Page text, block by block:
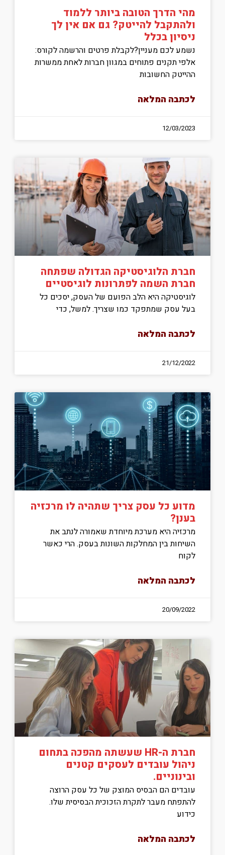
מהי הדרך הטובה ביותר ללמוד
ולהתקבל להייטק? גם אם אין לך
ניסיון בכלל
נשמע לכם מעניין?לקבלת פרטים והרשמה לקורס:
אלפי תקנים פתוחים במגוון חברות לאחת ממשרות
ההייטק החשובות
לכתבה המלאה
12/03/2023
חברת הלוגיסטיקה הגדולה שפתחה
חברת השמה לפתרונות לוגיסטיים
לוגיסטיקה היא הלב הפועם של העסק, יסכים כל
בעל עסק שמתפקד כמו שצריך. למשל, כדי
לכתבה המלאה
21/12/2022
מדוע כל עסק צריך שתהיה לו מרכזיה
בענן?
מרכזיה היא מערכת מיוחדת שאמורה לנתב את
השיחות בין המחלקות השונות בעסק. הרי כאשר
לקוח
לכתבה המלאה
20/09/2022
חברת ה-HR שעשתה מהפכה בתחום
ניהול עובדים לעסקים קטנים
ובינוניים.
עובדים הם הבסיס המוצק של כל עסק הרוצה
להתפתח מעבר לתקרת הזכוכית הבסיסית שלו.
כידוע
לכתבה המלאה